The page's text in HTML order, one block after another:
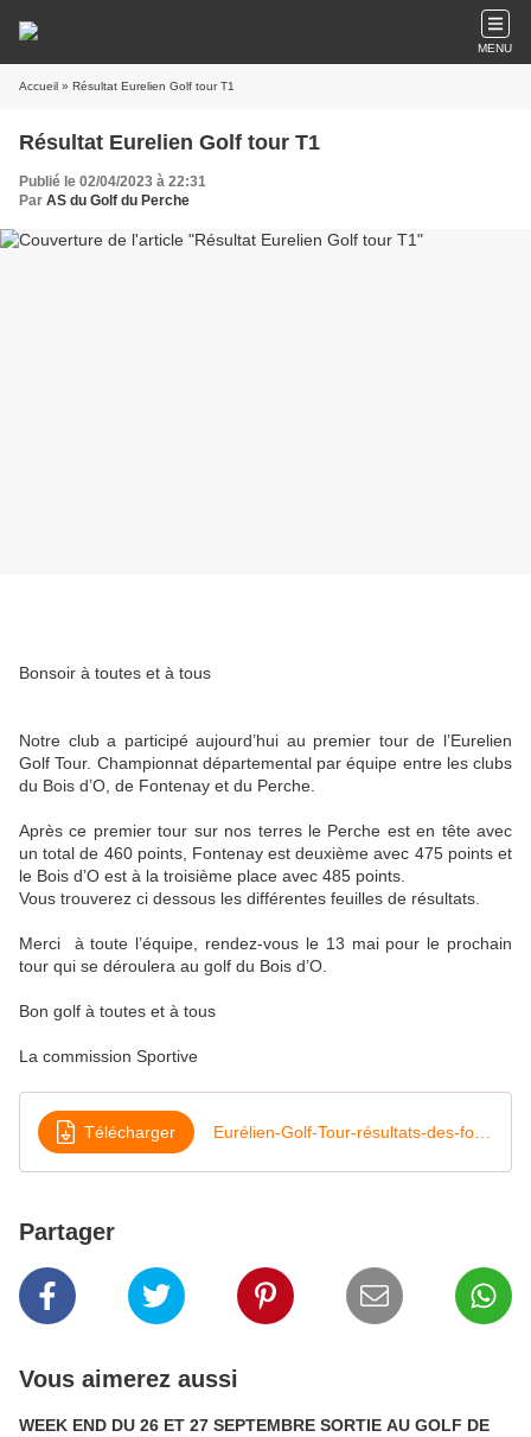
MENU
Accueil » Résultat Eurelien Golf tour T1
Résultat Eurelien Golf tour T1
Publié le 02/04/2023 à 22:31
Par AS du Golf du Perche
Bonsoir à toutes et à tous
Notre club a participé aujourd’hui au premier tour de l’Eurelien
Golf Tour. Championnat départemental par équipe entre les clubs
du Bois d’O, de Fontenay et du Perche.
Après ce premier tour sur nos terres le Perche est en tête avec
un total de 460 points, Fontenay est deuxième avec 475 points et
le Bois d’O est à la troisième place avec 485 points.
Vous trouverez ci dessous les différentes feuilles de résultats.
Merci à toute l’équipe, rendez-vous le 13 mai pour le prochain
tour qui se déroulera au golf du Bois d’O.
Bon golf à toutes et à tous
La commission Sportive
Télécharger
Partager
Vous aimerez aussi
WEEK END DU 26 ET 27 SEPTEMBRE SORTIE AU GOLF DE